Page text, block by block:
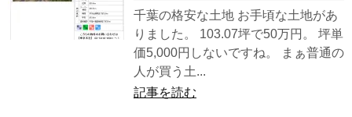
千葉の格安な土地 お手頃な土地があ
りました。 103.07坪で50万円。 坪単
価5,000円しないですね。 まぁ普通の
人が買う土...
記事を読む